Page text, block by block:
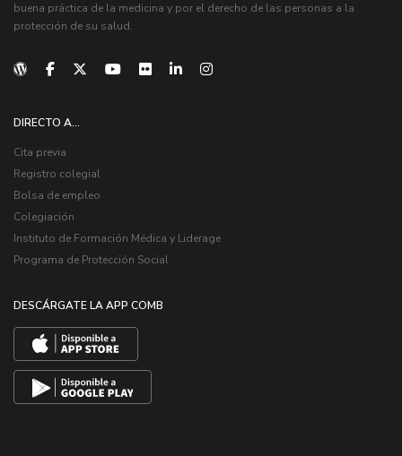
buena práctica de la medicina y por el derecho de las personas a la
protección de su salud.
DIRECTO A...
Cita previa
Registro colegial
Bolsa de empleo
Colegiación
Instituto de Formación Médica y Liderage
Programa de Protección Social
DESCÁRGATE LA APP COMB